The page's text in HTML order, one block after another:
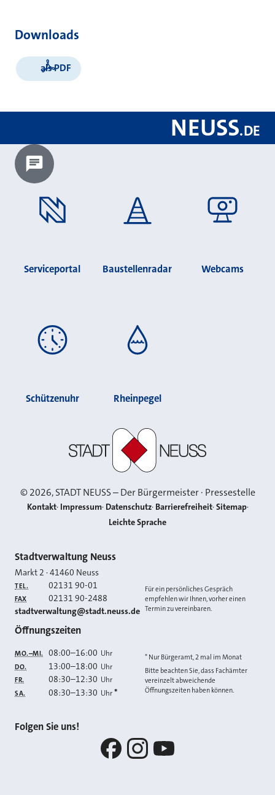
Downloads
als PDF
NEUSS.DE
Chatbot laden?
Serviceportal Baustellenradar Webcams
Schützenuhr Rheinpegel
©2026, STADT NEUSS – Der Bürgermeister · Pressestelle
Kontakt Impressum Datenschutz Barrierefreiheit Sitemap
Leichte Sprache
Kontakt
Stadtverwaltung Neuss
Markt 2 ·41460 Neuss
TEL. 02131 90-01
FAX 02131 90-2488
E-MAIL
stadtverwaltung@stadt.neuss.de
Für ein persönliches Gespräch
empfehlen wir Ihnen, vorher einen
Termin zu vereinbaren.
Öffnungszeiten
MO.–MI. 08:00–16:00 Uhr
DO. 13:00–18:00 Uhr
FR. 08:30–12:30 Uhr
SA. 08:30–13:30 Uhr *
* Nur Bürgeramt, 2 mal im Monat
Bitte beachten Sie, dass Fachämter
vereinzelt abweichende
Öffnungszeiten haben können.
Folgen Sie uns!